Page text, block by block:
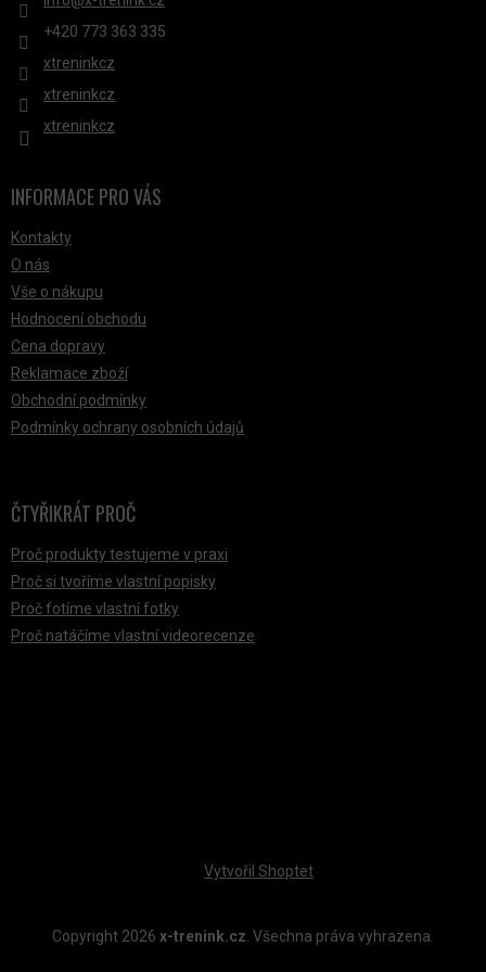
+420 ‭773 363 335
xtreninkcz
xtreninkcz
xtreninkcz
INFORMACE PRO VÁS
Kontakty
O nás
Vše o nákupu
Hodnocení obchodu
Cena dopravy
Reklamace zboží
Obchodní podmínky
Podmínky ochrany osobních údajů
ČTYŘIKRÁT PROČ
Proč produkty testujeme v praxi
Proč si tvoříme vlastní popisky
Proč fotíme vlastní fotky
Proč natáčíme vlastní videorecenze
Vytvořil Shoptet
Copyright 2026 x-trenink.cz . Všechna práva vyhrazena.